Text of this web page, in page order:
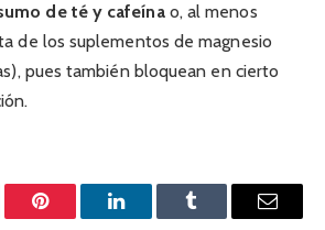
de té y cafeínao, al menos
de los suplementos de magnesio
pues también bloquean en cierto
Pinterest LinkedInTumblr Email